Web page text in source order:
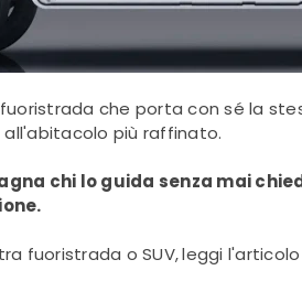
fuoristrada che porta con sé la
più raffinato.
chi lo guida senza mai
fuoristrada o SUV,leggi l'articolo